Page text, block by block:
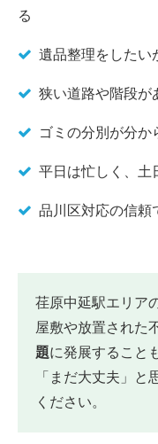
る
遺品整理をしたい
狭い道路や階段が
ゴミの分別が分か
平日は忙しく、土
品川区対応の信頼
荏原中延駅エリア
屋敷や放置された
題に発展すること
「まだ大丈夫」と
ください。